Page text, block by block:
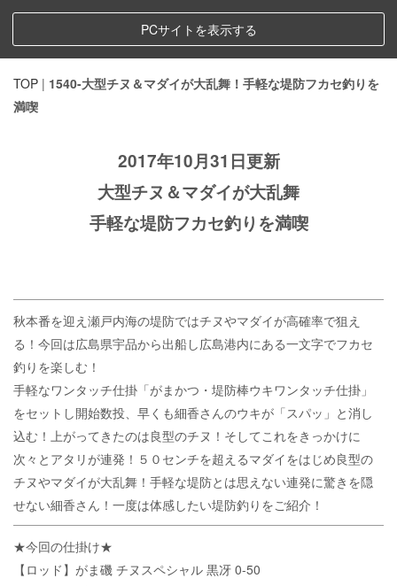
PCサイトを表示する
TOP | 1540-大型チヌ＆マダイが大乱舞！手軽な堤防フカセ釣りを
満喫
2017年10月31日更新
大型チヌ＆マダイが大乱舞
手軽な堤防フカセ釣りを満喫
秋本番を迎え瀬戸内海の堤防ではチヌやマダイが高確率で狙え
る！今回は広島県宇品から出船し広島港内にある一文字でフカセ
釣りを楽しむ！
手軽なワンタッチ仕掛「がまかつ・堤防棒ウキワンタッチ仕掛」
をセットし開始数投、早くも細香さんのウキが「スパッ」と消し
込む！上がってきたのは良型のチヌ！そしてこれをきっかけに
次々とアタリが連発！５０センチを超えるマダイをはじめ良型の
チヌやマダイが大乱舞！手軽な堤防とは思えない連発に驚きを隠
せない細香さん！一度は体感したい堤防釣りをご紹介！
★今回の仕掛け★
【ロッド】がま磯 チヌスペシャル 黒冴 0-50